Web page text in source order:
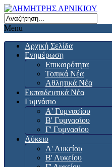
Menu
Αρχική Σελίδα
Ενημέρωση
Επικαιρότητα
Τοπικά Νέα
Αθλητικά Νέα
Εκπαιδευτικά Νέα
Γυμνάσιο
Α' Γυμνασίου
Β' Γυμνασίου
Γ' Γυμνασίου
Λύκειο
Α' Λυκείου
Β' Λυκείου